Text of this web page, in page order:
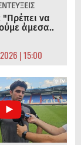
"Πρέπει να
άμεσα..
| 15:00